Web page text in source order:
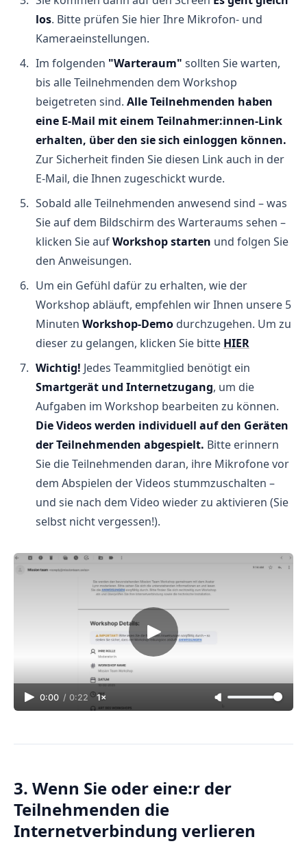
los. Bitte prüfen Sie hier Ihre Mikrofon- und
Kameraeinstellungen.
Im folgenden "Warteraum" sollten Sie warten,
bis alle Teilnehmenden dem Workshop
beigetreten sind. Alle Teilnehmenden haben
eine E-Mail mit einem Teilnahmer:innen-Link
erhalten, über den sie sich einloggen können.
Zur Sicherheit finden Sie diesen Link auch in der
E-Mail, die Ihnen zugeschickt wurde.
Sobald alle Teilnehmenden anwesend sind – was
Sie auf dem Bildschirm des Warteraums sehen –
klicken Sie aufWorkshop starten und folgen Sie
den Anweisungen.
Um ein Gefühl dafür zu erhalten, wie der
Workshop abläuft, empfehlen wir Ihnen unsere 5
Minuten Workshop-Demo durchzugehen. Um zu
dieser zu gelangen, klicken Sie bitte HIER
Wichtig! Jedes Teammitglied benötigt ein
Smartgerät und Internetzugang, um die
Aufgaben im Workshop bearbeiten zu können.
Die Videos werden individuell auf den Geräten
der Teilnehmenden abgespielt. Bitte erinnern
Sie die Teilnehmenden daran, ihre Mikrofone vor
dem Abspielen der Videos stummzuschalten –
und sie nach dem Video wieder zu aktivieren (Sie
selbst nicht vergessen!).
0:00 / 0:22 1×
3. Wenn Sie oder eine:r der
Teilnehmenden die
Internetverbindung verlieren